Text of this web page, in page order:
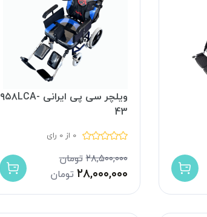
ویلچر سی پی ایرانی ۹۵۸LCA-
43
0 از 0 رای
۲۸,۵۰۰,۰۰۰تومان
۲۸,۰۰۰,۰۰۰ تومان